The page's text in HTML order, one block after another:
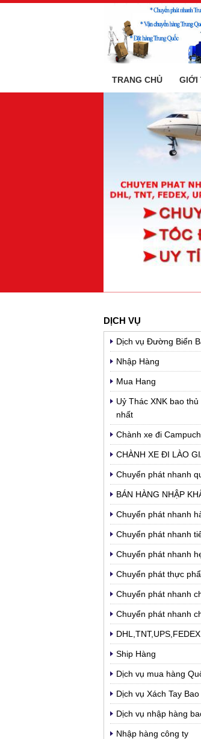
TRANG CHỦ GIỚI
DỊCH VỤ
Dịch vụ Đường Biển
Nhập Hàng
Mua Hang
Uỷ Thác XNK bao
nhất
Chành xe đi
CHÀNH XE ĐI LÀO
Chuyển phát nhanh
BÁN HÀNG NHẬP
Chuyển phát nhanh
Chuyển phát nhanh
Chuyển phát nhanh
Chuyển phát thực
Chuyển phát nhanh
Chuyển phát nhanh
DHL,TNT,UPS,FEDEX
Ship Hàng
Dịch vụ mua hàng
Dịch vụ Xách Tay
Dịch vụ nhập hàng
Nhập hàng công ty